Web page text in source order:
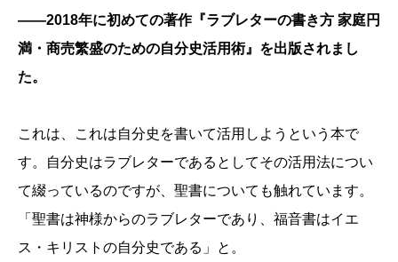
――2018年に初めての著作『ラブレターの書き方 家庭円
満・商売繁盛のための自分史活用術』を出版されまし
た。
これは、これは自分史を書いて活用しようという本で
す。自分史はラブレターであるとしてその活用法につい
て綴っているのですが、聖書についても触れています。
「聖書は神様からのラブレターであり、福音書はイエ
ス・キリストの自分史である」と。